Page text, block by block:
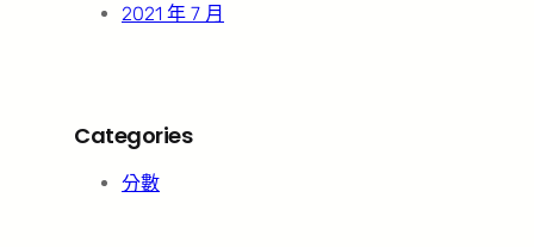
2021 年 7 月
Categories
分數